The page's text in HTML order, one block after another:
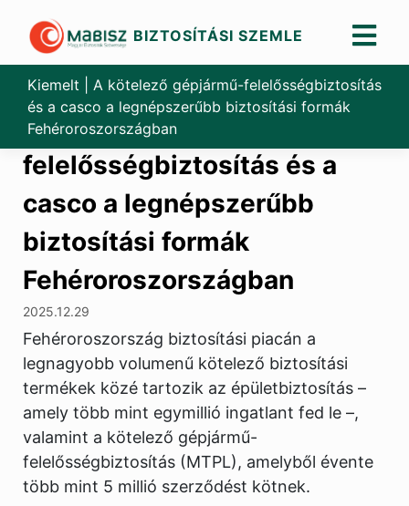
content
BIZTOSÍTÁSI SZEMLE
Kiemelt
A kötelező gépjármű-felelősségbiztosítás
és a casco a legnépszerűbb biztosítási formák
Fehéroroszországban
A kötelező gépjármű-
felelősségbiztosítás és a
casco a legnépszerűbb
biztosítási formák
Fehéroroszországban
2025.12.29
Fehéroroszország biztosítási piacán a
legnagyobb volumenű kötelező biztosítási
termékek közé tartozik az épületbiztosítás –
amely több mint egymillió ingatlant fed le –,
valamint a kötelező gépjármű-
felelősségbiztosítás (MTPL), amelyből évente
több mint 5 millió szerződést kötnek.